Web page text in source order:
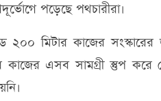
পড়েছে পথচারীরা।
মিটার কাজের সংস্কারের
কাজের এসব সামগ্রী স্তুপ করে